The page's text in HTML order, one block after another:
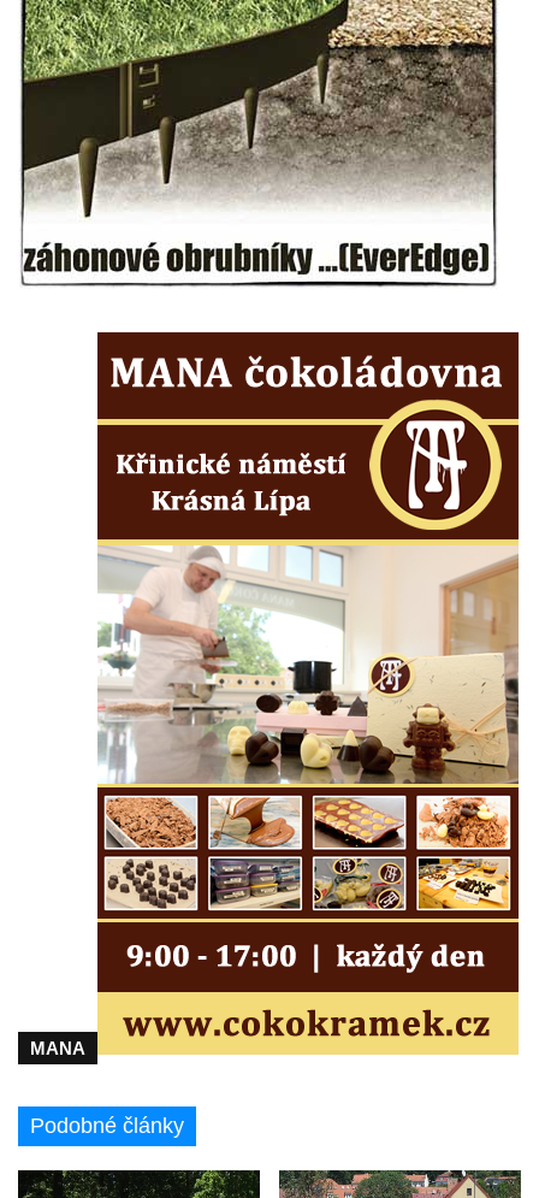
Semilech
Pamětní deska Tomáše Garrigue Masaryka
na radnici v Českých Budějovicích
Pamětní deska na biskupské rezidenci v
Českých Budějovicích
Pamětní deska Josefa Hloucha na
biskupské rezidenci v Českých
Budějovicích
Socha žáby u rybníčku na Náměstí v
Pamětní kámen družebních obcí Kamenný
Újezd a Krauchthal v parku na Náměstí v
Kamenném Újezdě
Socha na náměstí J. V. Kamarýta ve
Pomník J. V. Kamarýta v Krumlovské ulici ve
Velešíně
Pamětní deska arcibiskupa Micara ve
vstupu do poutního místa Římov
Plastika Koule v Gutenbergově ulici v
Liberci
Pamětní deska Vojtěcha Kocmicha na
domě čp. 37 v ulici Betlém v Římově
Pomník na paměť zrušení roboty v Plavu
Socha vodníka v Plavu
Socha svatého Jana Nepomuckého v
Třebušíně
Fischera na domě čp. 5/16 na třídě 9.
Pamětní deska Johanna Neumanna
Obrázek svatého Huberta na buku svatého
Obrázek svatého Jakuba na skále u cesty
MANA
Podobné články